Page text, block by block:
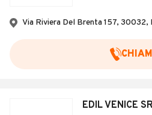
Via Riviera Del Brenta 157, 30032,
EDIL VENICE